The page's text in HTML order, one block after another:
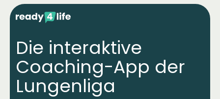
Die interaktive
Coaching-App der
Lungenliga